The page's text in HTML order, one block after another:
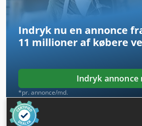
moms ---- Hvis du har yderligere
garanti, og der tages forbehold for fejl
Indryk nu en annonce
11 millioner af købere
Indryk annonce
*pr. annonce/md.